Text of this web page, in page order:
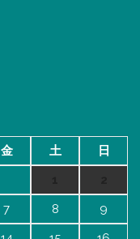
金 土
日
7 8
9